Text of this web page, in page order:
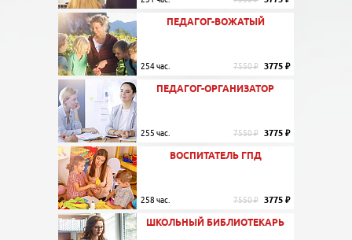
ПЕДАГОГ-ВОЖАТЫЙ
254 час. 7550 ₽ 3775 ₽
ПЕДАГОГ-ОРГАНИЗАТОР
255 час. 7550 ₽ 3775 ₽
ВОСПИТАТЕЛЬ ГПД
258 час. 7550 ₽ 3775 ₽
ШКОЛЬНЫЙ БИБЛИОТЕКАРЬ